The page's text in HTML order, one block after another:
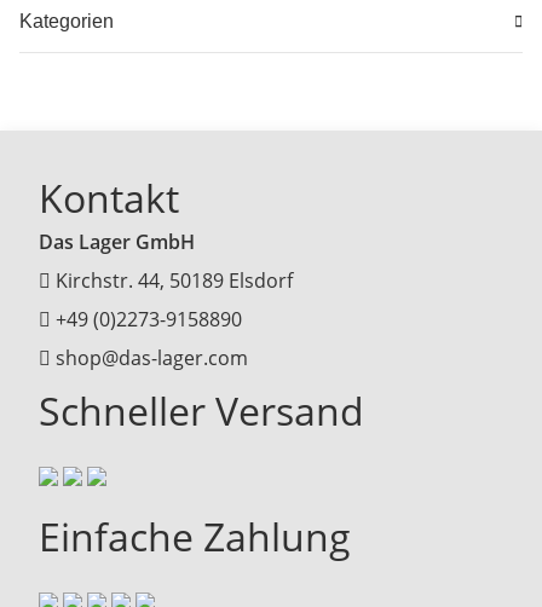
Kategorien
Kontakt
Das Lager GmbH
Kirchstr. 44, 50189 Elsdorf
+49 (0)2273-9158890
shop@das-lager.com
Schneller Versand
Einfache Zahlung